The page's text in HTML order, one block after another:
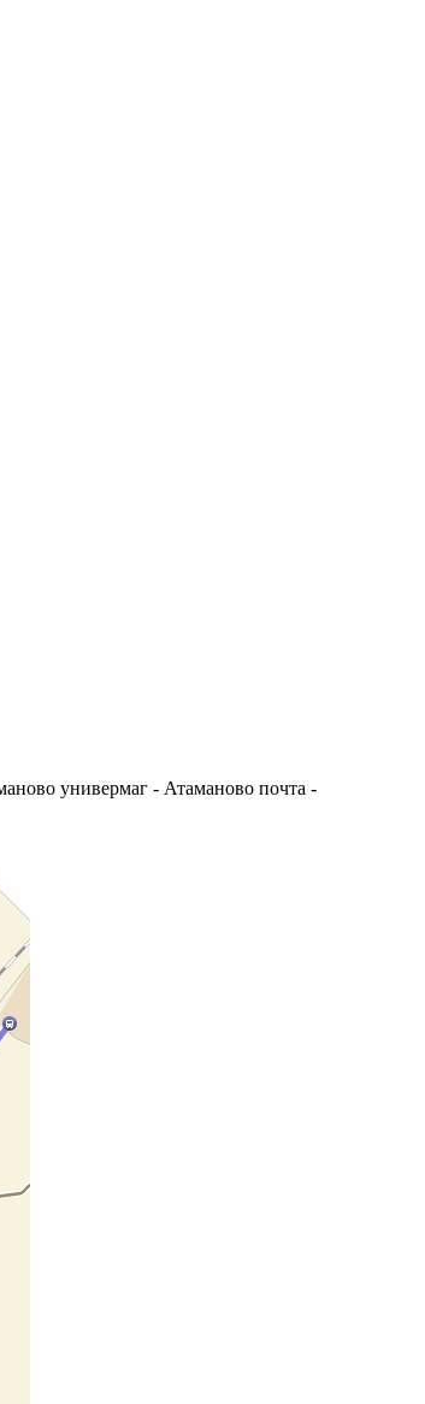
универмаг - Атаманово почта -